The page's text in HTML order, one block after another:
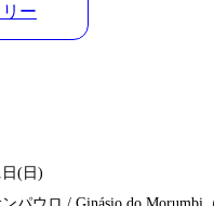
ー
日(日)